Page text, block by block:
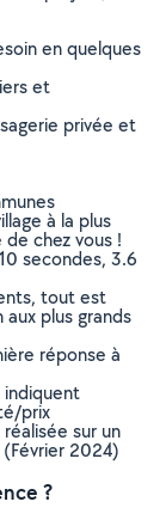
en quelques
et
privée et
à la plus
chez vous !
secondes, 3.6
tout est
plus grands
réponse à
indiquent
prix
sur un
2024)
?